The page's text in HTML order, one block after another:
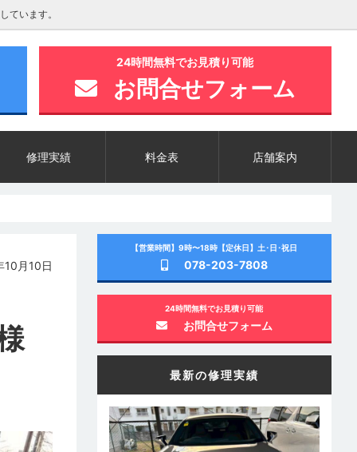
ています。
24時間無料でお見積り可能
お問合せフォーム
修理実績 料金表 店舗案内
10月10日
【営業時間】9時〜18時【定休日】土･日･祝日
078-203-7808
24時間無料でお見積り可能
お問合せフォーム
最新の修理実績